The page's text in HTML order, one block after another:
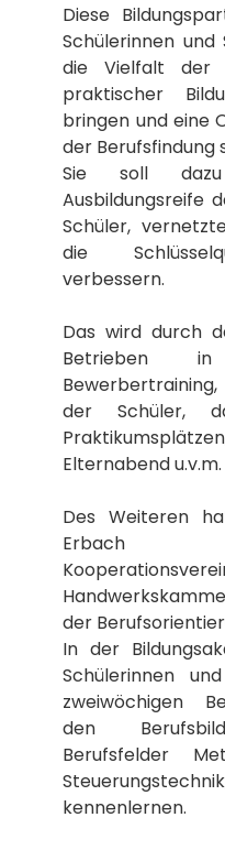
Diese
Schülerinnen
die Vielfalt der
praktischer
bringen und eine
der Berufsfindung
Sie soll
Ausbildungsreife
Schüler,
die
verbessern.
Das wird durch
Betrieben
der Schüler,
Elternabend
Des Weiteren
der
In der
Schülerinnen
zweiwöchigen
den
Berufsfelder
kennenlernen.